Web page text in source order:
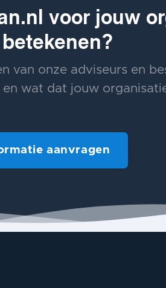
voor jouw
van onze adviseurs en
wat dat jouw
aanvragen